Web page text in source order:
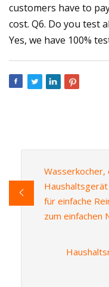
customers have to
cost. Q6. Do you test
Yes, we have 100%
Wasserkocher,
für einfache
zum einfachen